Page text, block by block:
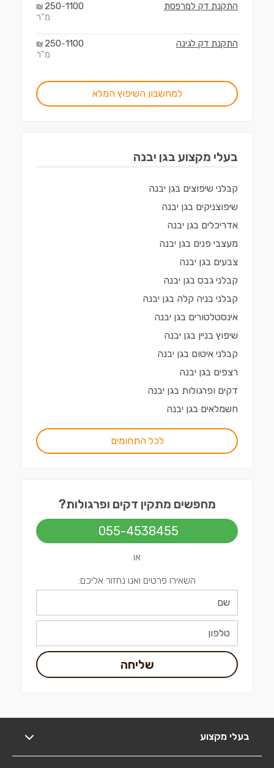
התקנת דק למרפסת 250-1100
₪
מ"ר
התקנת דק לגינה 250-1100
₪
מ"ר
למחשבון השיפוץ המלא
בעלי מקצוע בגן יבנה
קבלני שיפוצים בגן יבנה
שיפוצניקים בגן יבנה
אדריכלים בגן יבנה
מעצבי פנים בגן יבנה
צבעים בגן יבנה
קבלני גבס בגן יבנה
קבלני בניה קלה בגן יבנה
אינסטלטורים בגן יבנה
שיפוץ בניין בגן יבנה
קבלני איטום בגן יבנה
רצפים בגן יבנה
דקים ופרגולות בגן יבנה
חשמלאים בגן יבנה
לכל התחומים
מחפשים מתקין דקים ופרגולות?
055-4538455
או
השאירו פרטים ואנו נחזור אליכם:
שליחה
בעלי מקצוע